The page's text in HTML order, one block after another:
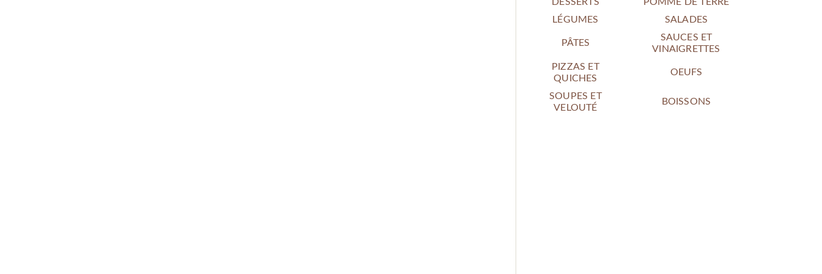
LÉGUMES
SALADES
PÂTES
SAUCES ET
VINAIGRETTES
PIZZAS ET
QUICHES
OEUFS
SOUPES ET
VELOUTÉ
BOISSONS